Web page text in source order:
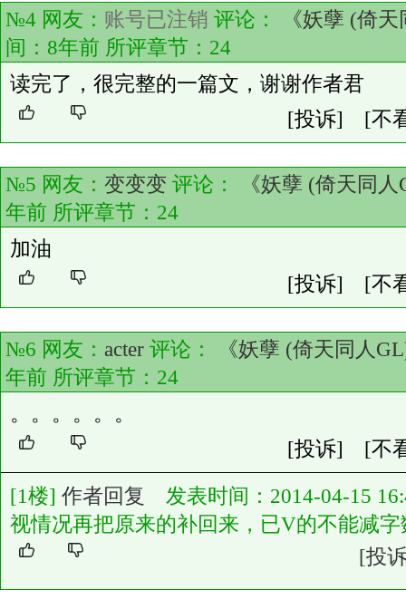
№4 网友： 账号已注销 评论：
《妖孽 (倚
间：8年前 所评章节： 24
读完了，很完整的一篇文，谢谢作者君
[投诉]
[不
№5 网友： 变变变 评论：
《妖孽 (倚天同
年前 所评章节： 24
加油
[投诉]
[不
№6 网友： acter 评论：
《妖孽 (倚天同人
年前 所评章节： 24
。。。。。。
[投诉]
[不
[1楼] 作者回复
发表时间：2014-04-15
视情况再把原来的补回来，已V的不能减
[投